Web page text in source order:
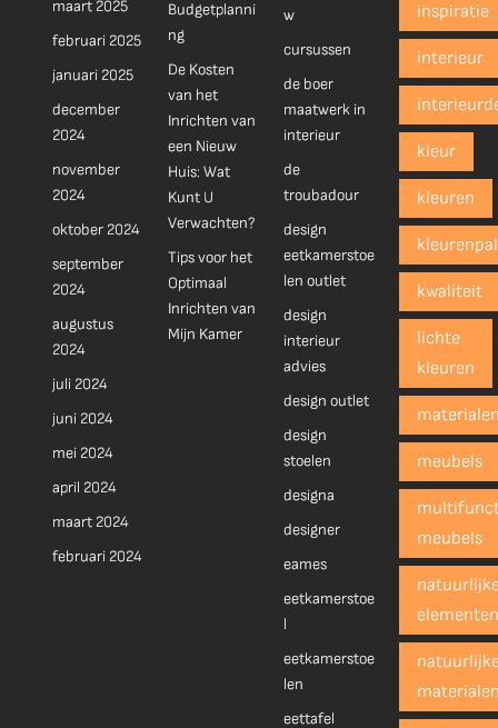
maart 2025
februari 2025
januari 2025
december
2024
november
2024
oktober 2024
september
2024
augustus
2024
juli 2024
juni 2024
mei 2024
april 2024
maart 2024
februari 2024
Budgetplanni
ng
De Kosten
van het
Inrichten van
een Nieuw
Huis: Wat
Kunt U
Verwachten?
Tips voor het
Optimaal
Inrichten van
Mijn Kamer
w
cursussen
de boer
maatwerk in
interieur
de
troubadour
design
eetkamerstoe
len outlet
design
interieur
advies
design outlet
design
stoelen
designa
designer
eames
eetkamerstoe
l
eetkamerstoe
len
eettafel
inspiratie
interieur
kleur
kleuren
kwaliteit
lichte
kleuren
meubels
meubels